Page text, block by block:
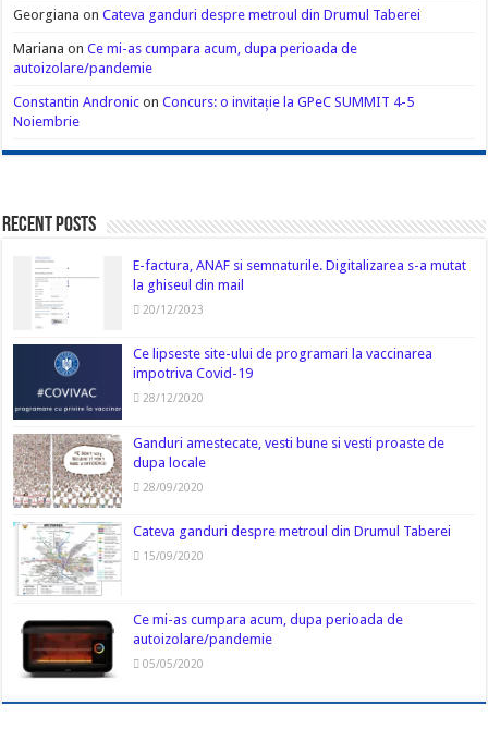
Georgiana onCateva ganduri despre metroul din Drumul Taberei
Mariana onCe mi-as cumpara acum, dupa perioada de
autoizolare/pandemie
Constantin Andronic onConcurs: o invitație la GPeC SUMMIT 4-5
Noiembrie
Recent Posts
E-factura, ANAF si semnaturile. Digitalizarea s-a mutat
la ghiseul din mail
20/12/2023
Ce lipseste site-ului de programari la vaccinarea
impotriva Covid-19
28/12/2020
Ganduri amestecate, vesti bune si vesti proaste de
dupa locale
28/09/2020
Cateva ganduri despre metroul din Drumul Taberei
15/09/2020
Ce mi-as cumpara acum, dupa perioada de
autoizolare/pandemie
05/05/2020